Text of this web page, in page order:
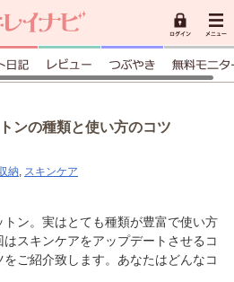
ンの種類と使い方のコツ
納, スキンケア
ン。実はとても種類が豊富で使い方
スキンケアをアップデートさせるコ
ご紹介致します。あなたはどんなコ